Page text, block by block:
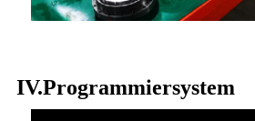
IV.Programmiersystem